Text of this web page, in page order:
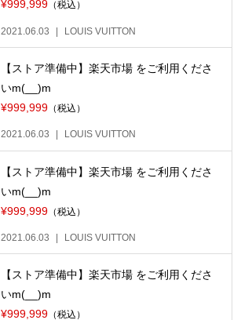
¥999,999 （税込）
2021.06.03 LOUIS VUITTON
【ストア準備中】楽天市場 をご利用くださ
いm(__)m
¥999,999 （税込）
2021.06.03 LOUIS VUITTON
【ストア準備中】楽天市場 をご利用くださ
いm(__)m
¥999,999 （税込）
2021.06.03 LOUIS VUITTON
【ストア準備中】楽天市場 をご利用くださ
いm(__)m
¥999,999 （税込）